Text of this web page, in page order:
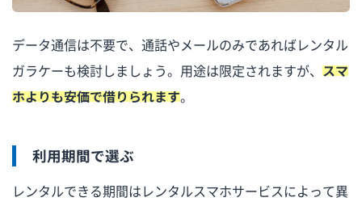
データ通信は不要で、通話やメールのみであればレンタル
ガラケーも検討しましょう。用途は限定されますが、 スマ
ホよりも安価で借りられます。
利用期間で選ぶ
レンタルできる期間はレンタルスマホサービスによって異